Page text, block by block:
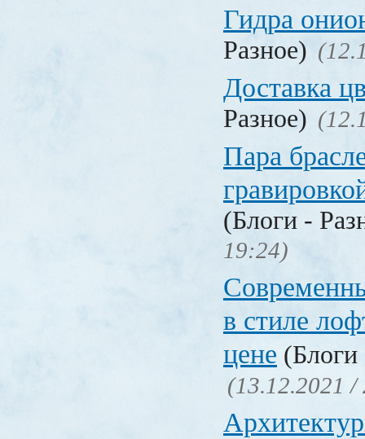
Гидра
Разное)
Доставка
Разное)
Пара
(Блоги -
19:24)
в стиле
цене (Блоги
(13.12.2021 /